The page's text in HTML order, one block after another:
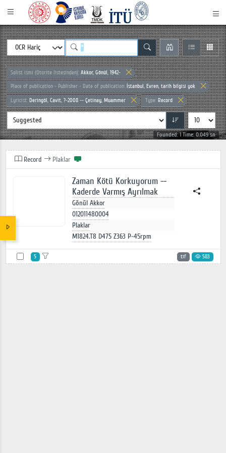
Solist ismi (Otorite listesinden): Akkor, Gönül, 1942-
Place of publication - Publisher - Date of publication: İstanbul, Evren, tarih bilgisi yok
Lyricist: Deringöl, Cavit, ?-2008 -- Çetinay, Muammer Type: Record
Founded: 1 Time: 0.049 sn
Record Plaklar
Zaman Kötü Korkuyorum --
Kaderde Varmış Ayrılmak
Gönül Akkor
012011480004
Plaklar
M1824.T8 D475 Z363 P-45rpm
5 tif 583